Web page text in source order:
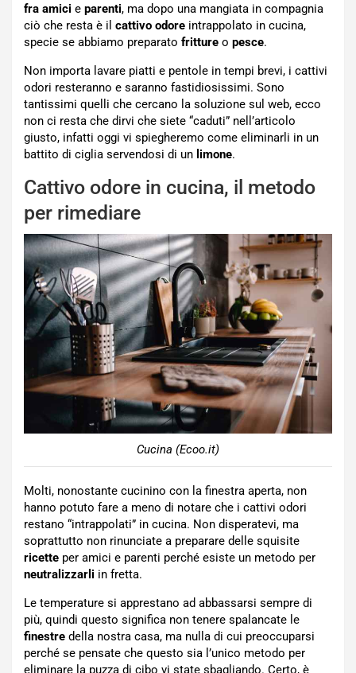
fra amici e parenti, ma dopo una mangiata in compagnia
ciò che resta è il cattivo odore intrappolato in cucina,
specie se abbiamo preparato fritture o pesce.
Non importa lavare piatti e pentole in tempi brevi, i cattivi
odori resteranno e saranno fastidiosissimi. Sono
tantissimi quelli che cercano la soluzione sul web, ecco
non ci resta che dirvi che siete “caduti” nell’articolo
giusto, infatti oggi vi spiegheremo come eliminarli in un
battito di ciglia servendosi di un limone.
Cattivo odore in cucina, il metodo
per rimediare
Cucina (Ecoo.it)
Molti, nonostante cucinino con la finestra aperta, non
hanno potuto fare a meno di notare che i cattivi odori
restano “intrappolati” in cucina. Non disperatevi, ma
soprattutto non rinunciate a preparare delle squisite
ricette per amici e parenti perché esiste un metodo per
neutralizzarli in fretta.
Le temperature si apprestano ad abbassarsi sempre di
più, quindi questo significa non tenere spalancate le
finestre della nostra casa, ma nulla di cui preoccuparsi
perché se pensate che questo sia l’unico metodo per
eliminare la puzza di cibo vi state sbagliando. Certo, è